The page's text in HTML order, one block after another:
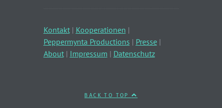
Kontakt| Kooperationen |
Peppermynta Productions | Presse|
About| Impressum | Datenschutz
BACK TO TOP